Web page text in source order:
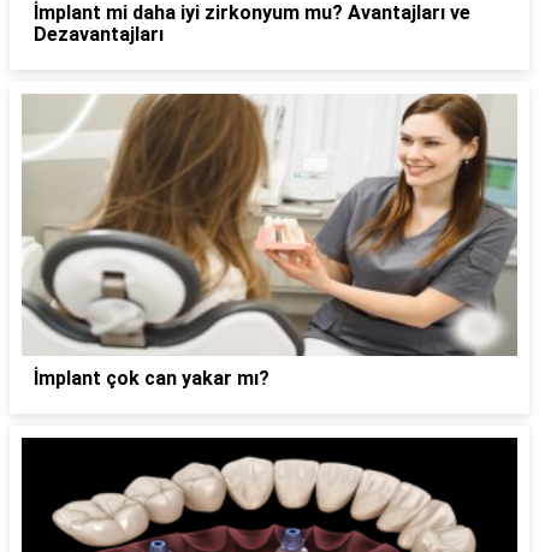
İmplant mi daha iyi zirkonyum mu? Avantajları ve
Dezavantajları
İmplant çok can yakar mı?